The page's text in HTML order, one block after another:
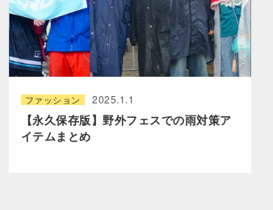
ファッション 2025.1.1
【永久保存版】野外フェスでの雨対策ア
イテムまとめ